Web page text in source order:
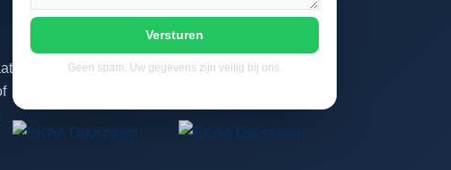
Versturen
Geen spam. Uw gegevens zijn veilig bij ons.